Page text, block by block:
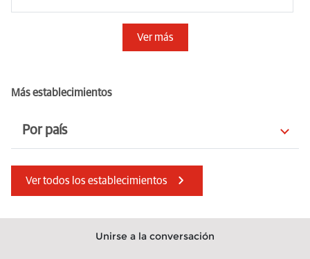
Ver más
Más establecimientos
Por país
Bulgaria
Sudáfrica
Ver todos los establecimientos
Unirse a la conversación